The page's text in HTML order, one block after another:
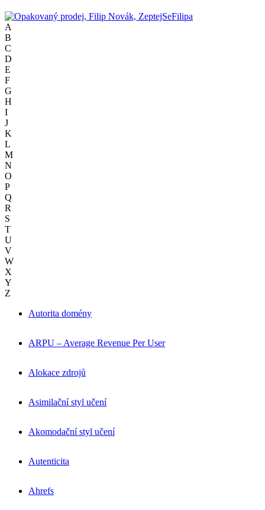
A
B
C
D
E
F
G
H
I
J
K
L
M
N
O
P
Q
R
S
T
U
V
W
X
Y
Z
Autorita domény
ARPU – Average Revenue Per User
Alokace zdrojů
Asimilační styl učení
Akomodační styl učení
Autenticita
Ahrefs